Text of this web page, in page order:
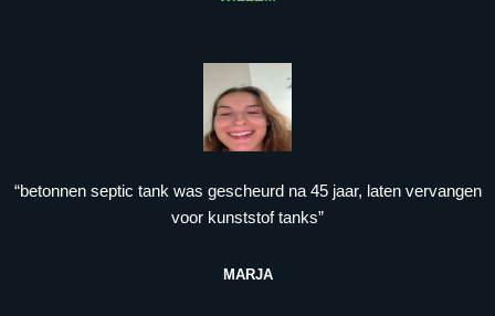
“betonnen septic tank was gescheurd na 45 jaar, laten vervangen
voor kunststof tanks”
MARJA